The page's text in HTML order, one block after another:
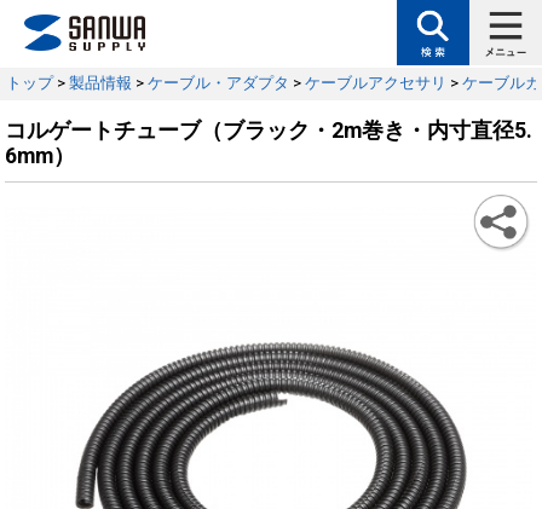
トップ> 製品情報 > ケーブル・アダプタ > ケーブルアクセサリ > ケーブル
コルゲートチューブ（ブラック・2m巻き・内寸直径5.
6mm）